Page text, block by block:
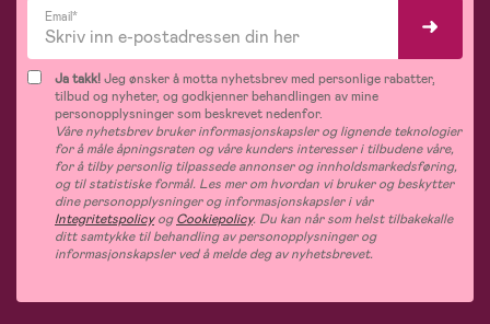
Email*
Ja takk!Jeg ønsker å motta nyhetsbrev med personlige rabatter,
tilbud og nyheter, og godkjenner behandlingen av mine
personopplysninger som beskrevet nedenfor.
Våre nyhetsbrev bruker informasjonskapsler og lignende teknologier
for å måle åpningsraten og våre kunders interesser i tilbudene våre,
for å tilby personlig tilpassede annonser og innholdsmarkedsføring,
og til statistiske formål. Les mer om hvordan vi bruker og beskytter
dine personopplysninger og informasjonskapsler i vår
IntegritetspolicyogCookiepolicy. Du kan når som helst tilbakekalle
ditt samtykke til behandling av personopplysninger og
informasjonskapsler ved å melde deg av nyhetsbrevet.